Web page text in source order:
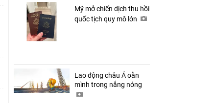
Mỹ mở chiến dịch thu hồi
quốc tịch quy mô lớn
Lao động châu Á oằn
mình trong nắng nóng